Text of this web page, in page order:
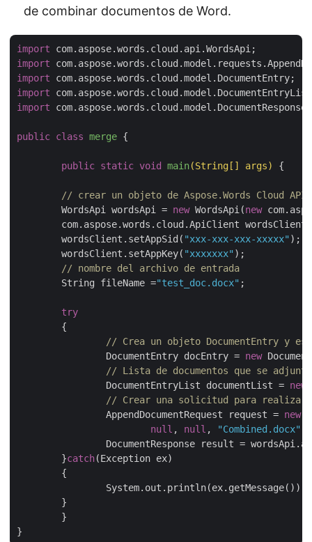
de combinar documentos de Word.
import
import
import
import
import com.aspose.words.cloud.model.DocumentResponse;
public class merge {
public static void main(String[] args) {
// crear un objeto de Aspose.Words Cloud API
	WordsApi wordsApi =
new WordsApi(new
	wordsClient.setAppSid(
"xxx-xxx-xxx-xxxxx" );
	wordsClient.setAppKey(
"xxxxxxx" );
// nombre del archivo de entrada
	String fileName =
"test_doc.docx" ;
try
// Crea un objeto DocumentEntry y
		DocumentEntry docEntry =
new
// Lista de documentos que se
		DocumentEntryList documentList =
new
// Crear una solicitud para realizar
		AppendDocumentRequest request =
new
null , null , "Combined.docx"
	}
catch(Exception ex)